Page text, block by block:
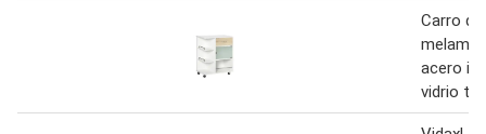
Carro
acero
vidrio